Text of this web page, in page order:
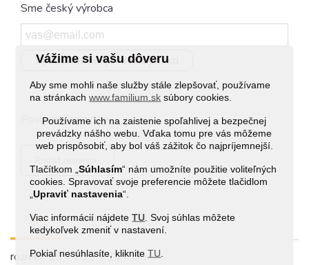
Vážime si vašu dôveru
Aby sme mohli naše služby stále zlepšovať, používame
na stránkachwww.familium.sk súbory cookies.
Používame ich na zaistenie spoľahlivej a bezpečnej
prevádzky nášho webu. Vďaka tomu pre vás môžeme
web prispôsobiť, aby bol váš zážitok čo najpríjemnejší.
Tlačítkom „Súhlasím“ nám umožníte použitie voliteľných
cookies. Spravovať svoje preferencie môžete tlačidlom
„Upraviť nastavenia“.
Viac informácií nájdete TU . Svoj súhlas môžete
kedykoľvek zmeniť v nastavení.
Pokiaľ nesúhlasíte, klikniteTU
Sme český výrobca
Upozorniť ma pri dostupnosti
Popis Prehľad
rozmer: 15 x 28,2 x 28,7 cm
Posledné recenzie